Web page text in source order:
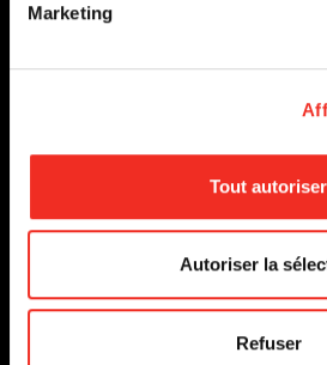
Marketing
Tout autoriser
Autoriser la
Refuser